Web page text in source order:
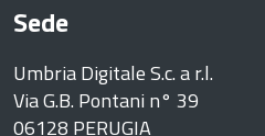
Sede
Umbria Digitale S.c. a r.l.
Via G.B. Pontani n° 39
06128 PERUGIA